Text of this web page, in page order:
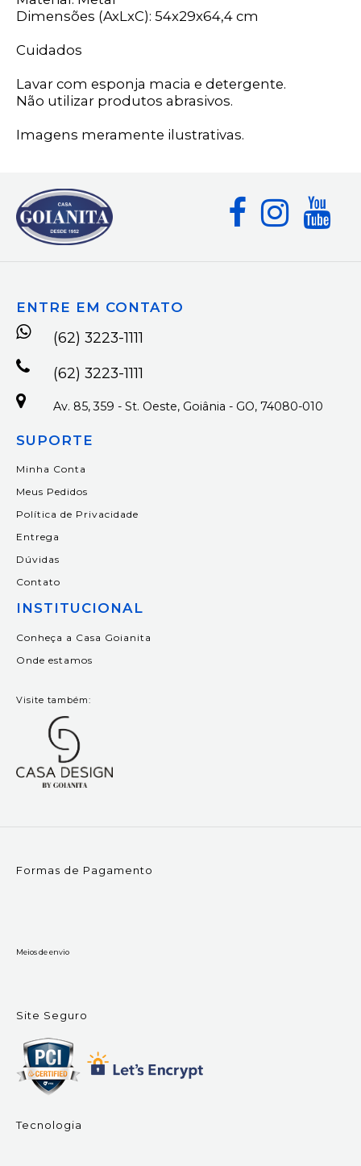
Dimensões (AxLxC): 54x29x64,4 cm
Cuidados
Lavar com esponja macia e detergente.
Não utilizar produtos abrasivos.
Imagens meramente ilustrativas.
ENTRE EM CONTATO
(62) 3223-1111
(62) 3223-1111
Av. 85, 359 - St. Oeste, Goiânia - GO, 74080-010
SUPORTE
Minha Conta
Meus Pedidos
Política de Privacidade
Entrega
Dúvidas
Contato
INSTITUCIONAL
Conheça a Casa Goianita
Onde estamos
Visite também:
Formas de Pagamento
Meios de envio
Site Seguro
Tecnologia